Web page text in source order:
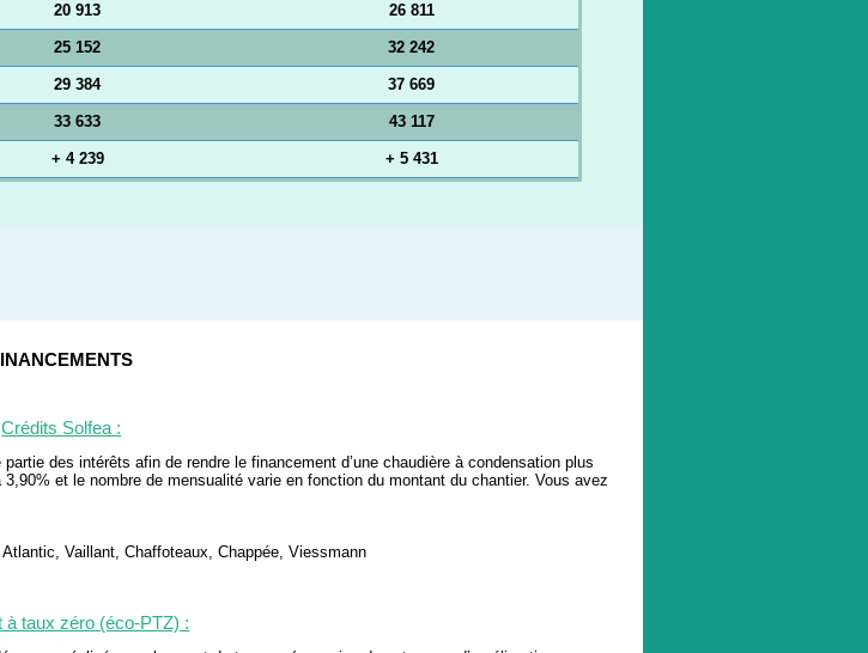
20 913 26 811
25 152 32 242
29 384 37 669
33 633 43 117
+ 4 239 + 5 431
Crédits Solfea :
des intérêts afin de rendre le financement d’une chaudière à condensation plus
et le nombre de mensualité varie en fonction du montant du chantier. Vous avez
Vaillant, Chaffoteaux, Chappée, Viessmann
à taux zéro (éco-PTZ) :